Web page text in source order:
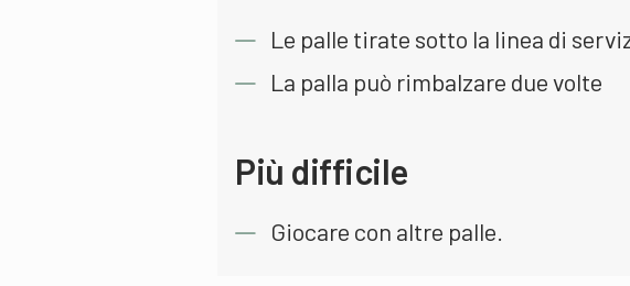
Le palle tirate sotto la linea di
La palla può rimbalzare due volte
Più difficile
Giocare con altre palle.